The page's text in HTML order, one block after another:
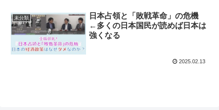
未分類
日本占領と「敗戦革命」の危機
←多くの日本国民が読めば日本は
強くなる
2025.02.13